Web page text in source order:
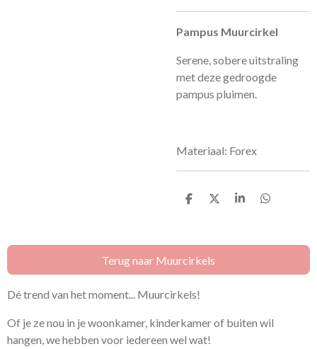
Pampus Muurcirkel
Serene, sobere uitstraling
met deze gedroogde
pampus pluimen.
Materiaal: Forex
D
n
D
S
e
D
n
Terug naar Muurcirkels
Dé trend van het moment... Muurcirkels!
Of je ze nou in je woonkamer, kinderkamer of buiten wil
hangen, we hebben voor iedereen wel wat!